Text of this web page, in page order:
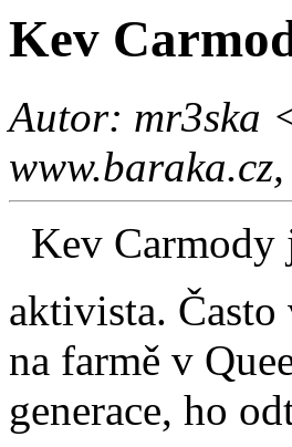
Kev
Autor: mr3ska
Kev Carmody
aktivista.
na farmě v
generace, ho